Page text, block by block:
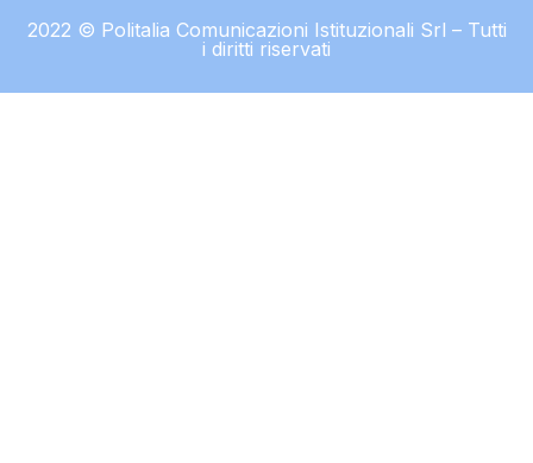
2022 © Politalia Comunicazioni Istituzionali Srl – Tutti
i diritti riservati